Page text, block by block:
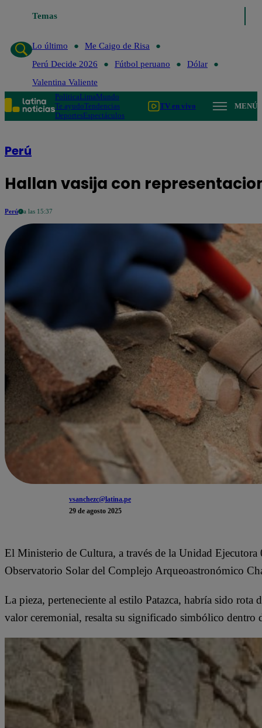
Temas
Lo último
Me Caigo de Risa
Perú Decide 2026
Fútbol peruano
Dólar
Valentina Valiente
PolíticaLimaMundo
Te ayudoTendencias
DeportesEspectáculos
TV en vivo MENÚ
Perú
Hallan vasija con
Perú a las 15:37
vsanchezc@latina.pe
29 de agosto 2025
El Ministerio de Cultura, a través de la Unidad Ejecutora
Observatorio Solar del Complejo Arqueoastronómico
La pieza, perteneciente al estilo Patazca, habría sido
valor ceremonial, resalta su significado simbólico dentro